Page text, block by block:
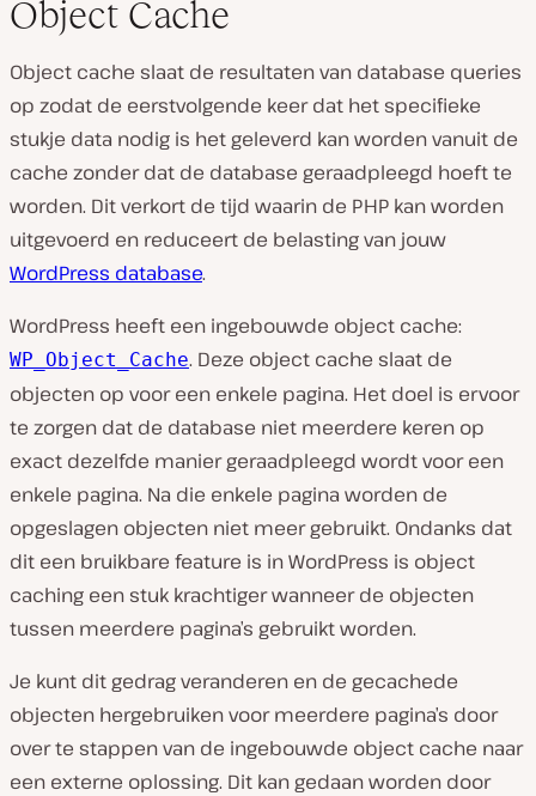
Object Cache
Object cache slaat de resultaten van database queries
op zodat de eerstvolgende keer dat het specifieke
stukje data nodig is het geleverd kan worden vanuit de
cache zonder dat de database geraadpleegd hoeft te
worden. Dit verkort de tijd waarin de PHP kan worden
uitgevoerd en reduceert de belasting van jouw
WordPress database.
WordPress heeft een ingebouwde object cache:
WP_Object_Cache. Deze object cache slaat de
objecten op voor een enkele pagina. Het doel is ervoor
te zorgen dat de database niet meerdere keren op
exact dezelfde manier geraadpleegd wordt voor een
enkele pagina. Na die enkele pagina worden de
opgeslagen objecten niet meer gebruikt. Ondanks dat
dit een bruikbare feature is in WordPress is object
caching een stuk krachtiger wanneer de objecten
tussen meerdere pagina’s gebruikt worden.
Je kunt dit gedrag veranderen en de gecachede
objecten hergebruiken voor meerdere pagina’s door
over te stappen van de ingebouwde object cache naar
een externe oplossing. Dit kan gedaan worden door